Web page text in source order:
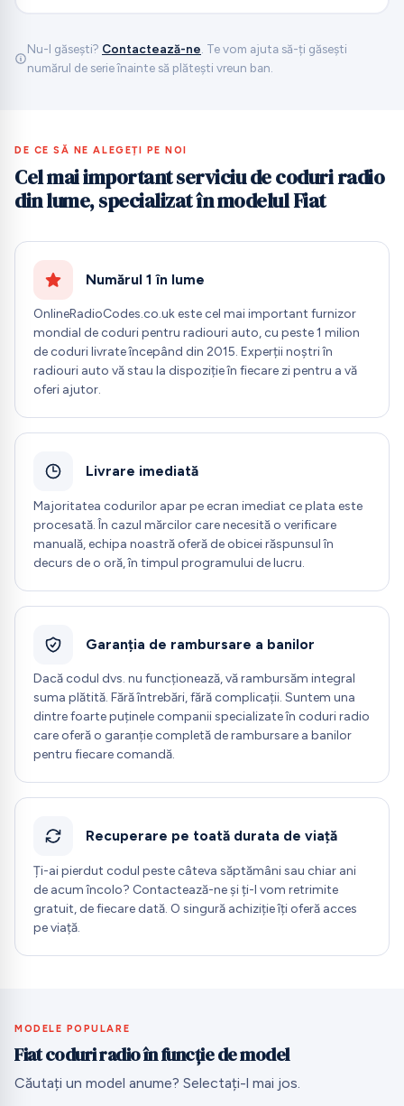
Nu-l găsești? Contactează-ne . Te vom ajuta să-ți găsești
numărul de serie înainte să plătești vreun ban.
DE CE SĂ NE ALEGEȚI PE NOI
Cel mai important serviciu de coduri radio
din lume, specializat în modelul Fiat
Numărul 1 în lume
OnlineRadioCodes.co.uk este cel mai important furnizor
mondial de coduri pentru radiouri auto, cu peste 1 milion
de coduri livrate începând din 2015. Experții noștri în
radiouri auto vă stau la dispoziție în fiecare zi pentru a vă
oferi ajutor.
Livrare imediată
Majoritatea codurilor apar pe ecran imediat ce plata este
procesată. În cazul mărcilor care necesită o verificare
manuală, echipa noastră oferă de obicei răspunsul în
decurs de o oră, în timpul programului de lucru.
Garanția de rambursare a banilor
Dacă codul dvs. nu funcționează, vă rambursăm integral
suma plătită. Fără întrebări, fără complicații. Suntem una
dintre foarte puținele companii specializate în coduri radio
care oferă o garanție completă de rambursare a banilor
pentru fiecare comandă.
Recuperare pe toată durata de viață
Ți-ai pierdut codul peste câteva săptămâni sau chiar ani
de acum încolo? Contactează-ne și ți-l vom retrimite
gratuit, de fiecare dată. O singură achiziție îți oferă acces
pe viață.
MODELE POPULARE
Fiat coduri radio în funcție de model
Căutați un model anume? Selectați-l mai jos.